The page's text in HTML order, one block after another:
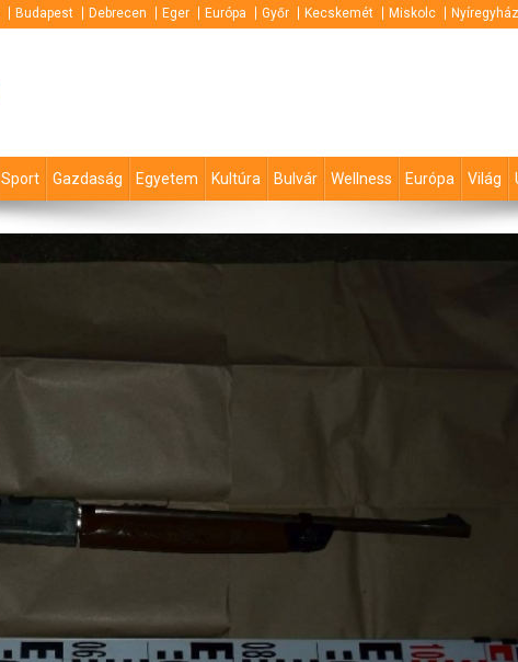
Budapest Debrecen Eger Európa Győr Kecskemét Miskolc
Sport Gazdaság Egyetem Kultúra Bulvár Wellness Európa Világ